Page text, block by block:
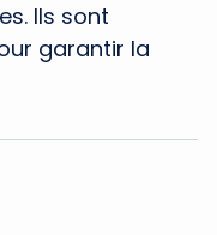
Ils sont
garantir la